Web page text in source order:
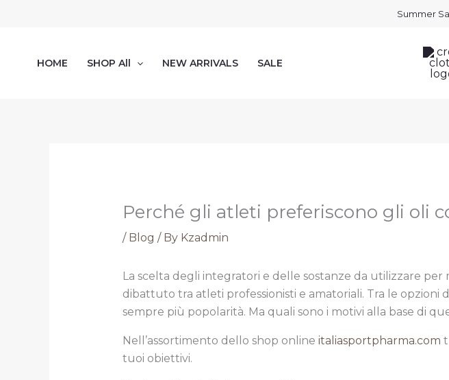
Summer
HOME SHOP All NEW ARRIVALS SALE
Perché gli atleti preferiscono gli oli
/ Blog / By Kzadmin
La scelta degli integratori e delle sostanze da utilizzare
dibattuto tra atleti professionisti e amatoriali. Tra le
sempre più popolarità. Ma quali sono i motivi alla base di
Nell’assortimento dello shop online italiasportpharma.com
tuoi obiettivi.